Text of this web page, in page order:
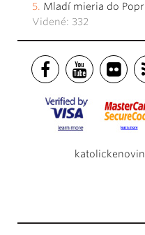
Mladí mieria do
Videné: 332